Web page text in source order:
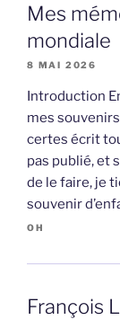
Mes
mondiale
8 MAI 2026
Introduction
mes
certes écrit
pas publié, et
de le faire, je
souvenir
OH
François